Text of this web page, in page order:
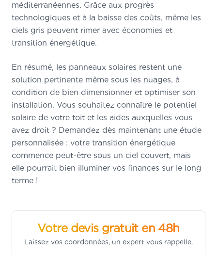
méditerranéennes. Grâce aux progrès
technologiques et à la baisse des coûts, même les
ciels gris peuvent rimer avec économies et
transition énergétique.
En résumé, les panneaux solaires restent une
solution pertinente même sous les nuages, à
condition de bien dimensionner et optimiser son
installation. Vous souhaitez connaître le potentiel
solaire de votre toit et les aides auxquelles vous
avez droit ? Demandez dès maintenant une étude
personnalisée : votre transition énergétique
commence peut-être sous un ciel couvert, mais
elle pourrait bien illuminer vos finances sur le long
terme !
Votre devis gratuit en 48h
Laissez vos coordonnées, un expert vous rappelle.